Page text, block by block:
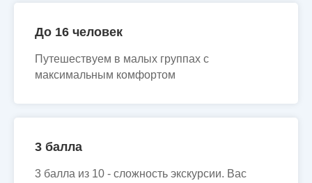
До 16 человек
Путешествуем в малых группах с
максимальным комфортом
3 балла
3 балла из 10 - сложность экскурсии. Вас